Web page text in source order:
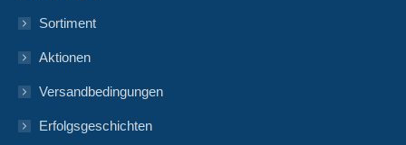
Sortiment
Aktionen
Versandbedingungen
Erfolgsgeschichten